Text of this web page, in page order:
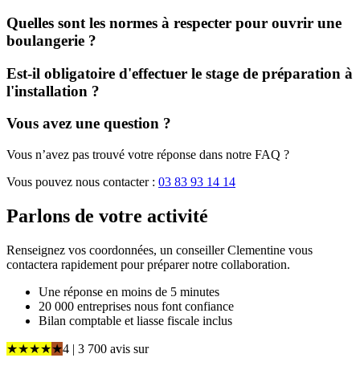
Quelles sont les normes à respecter pour ouvrir une
boulangerie ?
Est-il obligatoire d'effectuer le stage de préparation à
l'installation ?
Vous avez une question ?
Vous n’avez pas trouvé votre réponse dans notre FAQ ?
Vous pouvez nous contacter : 03 83 93 14 14
Parlons de votre activité
Renseignez vos coordonnées, un conseiller Clementine vous
contactera rapidement pour préparer notre collaboration.
Une réponse en moins de 5 minutes
20 000 entreprises nous font confiance
Bilan comptable et liasse fiscale inclus
★★★★★4 | 3 700 avis sur